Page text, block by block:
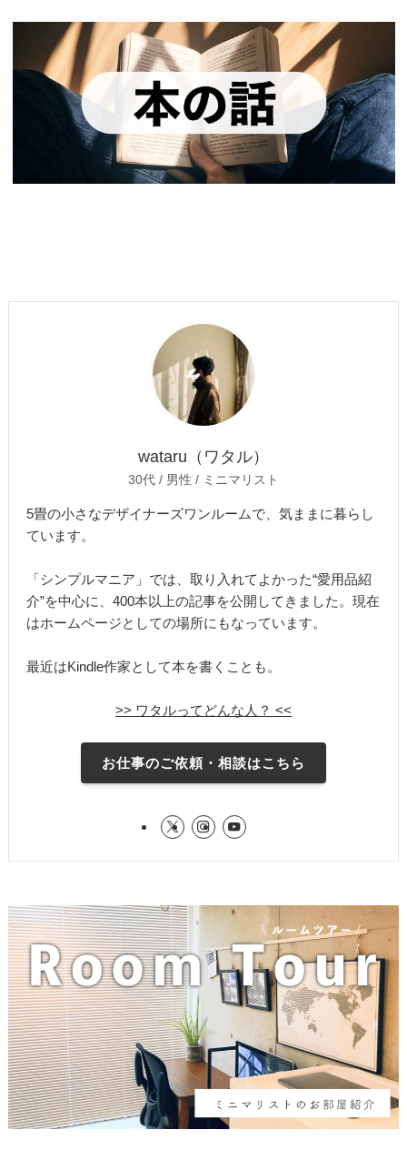
wataru（ワタル）
30代 / 男性 / ミニマリスト
5畳の小さなデザイナーズワンルームで、気ままに暮らし
ています。
「シンプルマニア」では、取り入れてよかった“愛用品紹
介”を中心に、400本以上の記事を公開してきました。現在
はホームページとしての場所にもなっています。
最近はKindle作家として本を書くことも。
>> ワタルってどんな人？ <<
お仕事のご依頼・相談はこちら